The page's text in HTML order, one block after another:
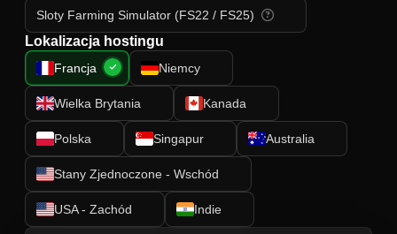
Sloty Farming Simulator (FS22 / FS25)
Lokalizacja hostingu
Francja Niemcy
Wielka Brytania Kanada
Polska Singapur Australia
Stany Zjednoczone - Wschód
USA - Zachód Indie